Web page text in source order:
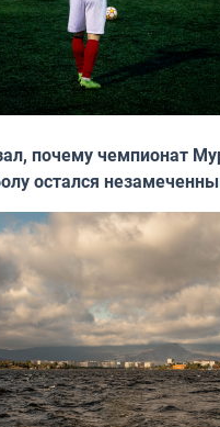
почему чемпионат
остался